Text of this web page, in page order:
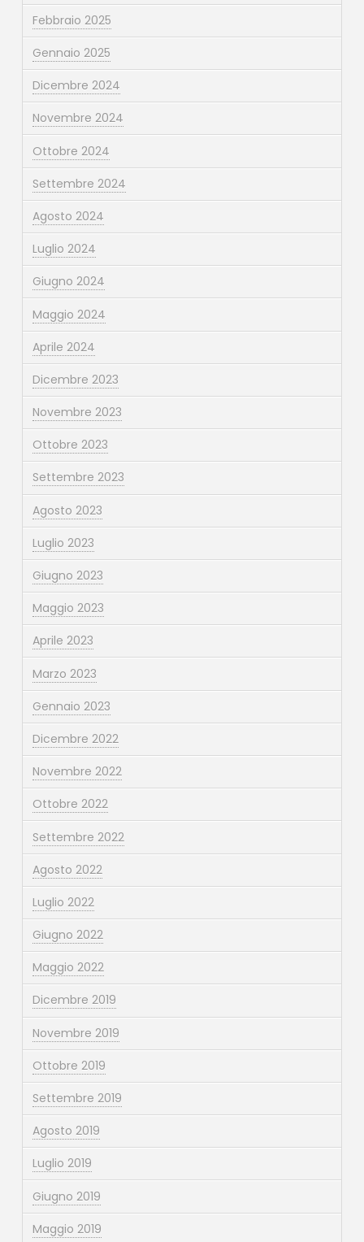
Febbraio 2025
Gennaio 2025
Dicembre 2024
Novembre 2024
Ottobre 2024
Settembre 2024
Agosto 2024
Luglio 2024
Giugno 2024
Maggio 2024
Aprile 2024
Dicembre 2023
Novembre 2023
Ottobre 2023
Settembre 2023
Agosto 2023
Luglio 2023
Giugno 2023
Maggio 2023
Aprile 2023
Marzo 2023
Gennaio 2023
Dicembre 2022
Novembre 2022
Ottobre 2022
Settembre 2022
Agosto 2022
Luglio 2022
Giugno 2022
Maggio 2022
Dicembre 2019
Novembre 2019
Ottobre 2019
Settembre 2019
Agosto 2019
Luglio 2019
Giugno 2019
Maggio 2019